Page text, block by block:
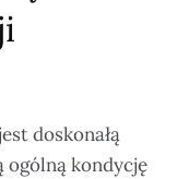
doskonałą
ogólną kondycję